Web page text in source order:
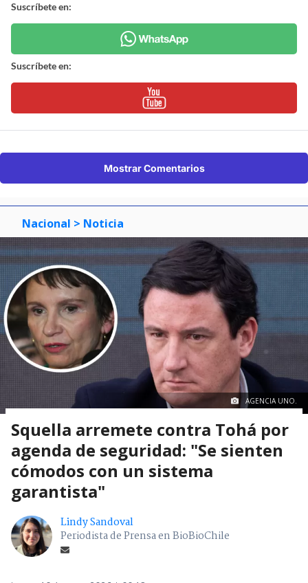
Suscríbete en:
Suscríbete en:
Mostrar Comentarios
Nacional > Noticia
AGENCIA UNO.
Squella arremete contra Tohá por
agenda de seguridad: "Se sienten
cómodos con un sistema
garantista"
Lindy Sandoval
Periodista de Prensa en BioBioChile